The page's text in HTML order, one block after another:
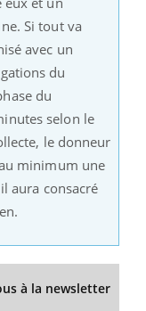
Si tout va
avec un
du
du
selon le
le donneur
minimum une
aura consacré
à la newsletter